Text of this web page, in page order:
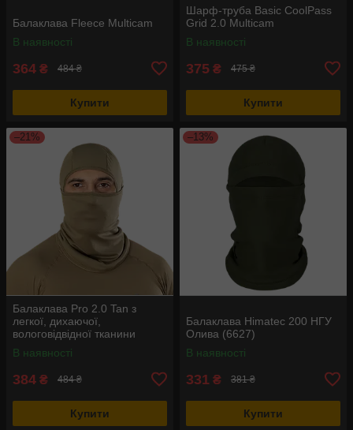
Балаклава Fleece Multicam
В наявності
364 ₴ 484 ₴
Купити
Шарф-труба Basic CoolPass
Grid 2.0 Multicam
В наявності
375 ₴ 475 ₴
Купити
–21%
Балаклава Pro 2.0 Tan з
легкої, дихаючої,
вологовідвідної тканини
В наявності
384 ₴ 484 ₴
Купити
–13%
Балаклава Himatec 200 НГУ
Олива (6627)
В наявності
331 ₴ 381 ₴
Купити